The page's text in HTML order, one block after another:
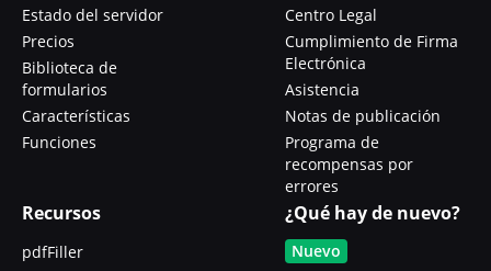
Estado del servidor
Precios
Biblioteca de
formularios
Características
Funciones
Centro Legal
Cumplimiento de Firma
Electrónica
Asistencia
Notas de publicación
Programa de
recompensas por
errores
Recursos
pdfFiller
¿Qué hay de nuevo?
Nuevo